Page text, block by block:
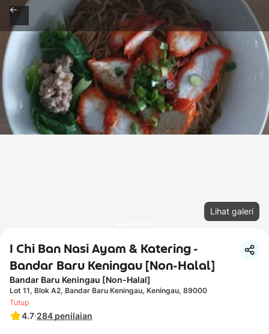
Lihat galeri
I Chi Ban Nasi Ayam & Katering -
Bandar Baru Keningau [Non-Halal]
Bandar Baru Keningau [Non-Halal]
Lot 11, Blok A2, Bandar Baru Keningau, Keningau, 89000
4.7·284 penilaian
Tutup